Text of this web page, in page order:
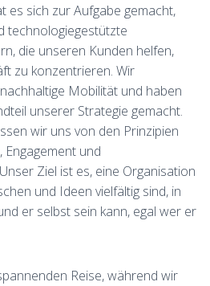
es sich zur Aufgabe gemacht,
technologiegestützte
die unseren Kunden helfen,
zu konzentrieren. Wir
Mobilität und haben
unserer Strategie gemacht.
wir uns von den Prinzipien
und
Ziel ist es, eine Organisation
und Ideen vielfältig sind, in
er selbst sein kann, egal wer er
Reise, während wir